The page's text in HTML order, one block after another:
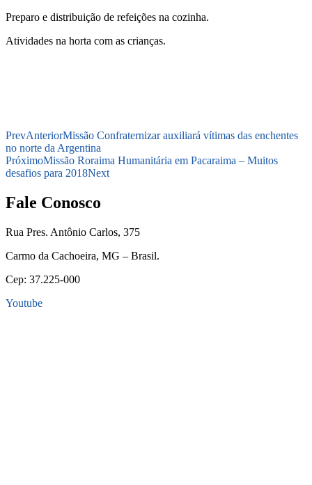
Preparo e distribuição de refeições na cozinha.
Atividades na horta com as crianças.
PrevAnteriorMissão Confraternizar auxiliará vítimas das enchentes
no norte da Argentina
PróximoMissão Roraima Humanitária em Pacaraima – Muitos
desafios para 2018Next
Fale Conosco
Rua Pres. Antônio Carlos, 375
Carmo da Cachoeira, MG – Brasil.
Cep: 37.225-000
Youtube